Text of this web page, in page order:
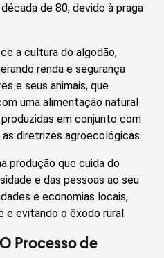
de 80, devido à praga
a cultura do algodão,
renda e segurança
e seus animais, que
uma alimentação natural
em conjunto com
diretrizes agroecológicas.
produção que cuida do
e das pessoas ao seu
e economias locais,
e evitando o êxodo rural.
Processo de